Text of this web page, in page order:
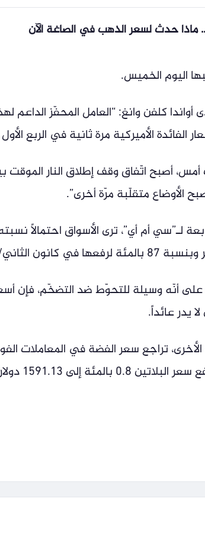
اليوم الخميس.
كلفن وانغ: “العامل المحفّز الداعم
الفائدة الأميركية مرة ثانية في الربع
أصبح اتّفاق وقف إطلاق النار الموقت
الأوضاع متقلّبة مرّة أخرى”.
يناير 2027.
أنّه وسيلة للتحوّط ضد التضخّم، فإن
يدر عائداً.